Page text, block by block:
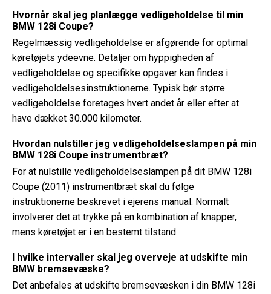
Hvornår skal jeg planlægge vedligeholdelse til min
BMW 128i Coupe?
Regelmæssig vedligeholdelse er afgørende for optimal
køretøjets ydeevne. Detaljer om hyppigheden af ​​
vedligeholdelse og specifikke opgaver kan findes i
vedligeholdelsesinstruktionerne. Typisk bør større
vedligeholdelse foretages hvert andet år eller efter at
have dækket 30.000 kilometer.
Hvordan nulstiller jeg vedligeholdelseslampen på min
BMW 128i Coupe instrumentbræt?
For at nulstille vedligeholdelseslampen på dit BMW 128i
Coupe (2011) instrumentbræt skal du følge
instruktionerne beskrevet i ejerens manual. Normalt
involverer det at trykke på en kombination af knapper,
mens køretøjet er i en bestemt tilstand.
I hvilke intervaller skal jeg overveje at udskifte min
BMW bremsevæske?
Det anbefales at udskifte bremsevæsken i din BMW 128i